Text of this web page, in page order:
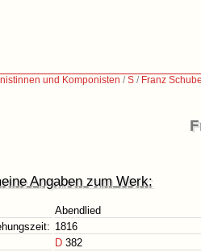
und Komponisten /S / Franz
Angaben zum Werk:
Abendlied
1816
D 382